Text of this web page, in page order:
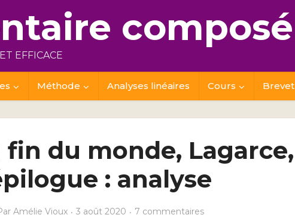
composé
EFFICACE
Méthode Analyses linéaires Cours Brevet
fin du monde, Lagarce,
: analyse
Amélie Vioux 3 août 2020 7 commentaires